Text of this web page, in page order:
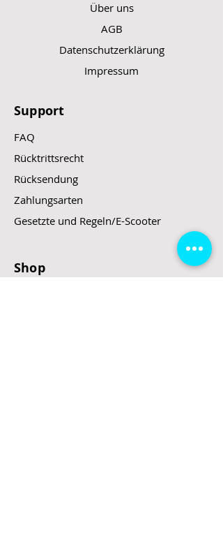
Über uns
AGB
Datenschutzerklärung
Impressum
Support
FAQ
Rücktrittsrecht
Rücksendung
Zahlungsarten
Gesetzte und Regeln/E-Scooter
Shop